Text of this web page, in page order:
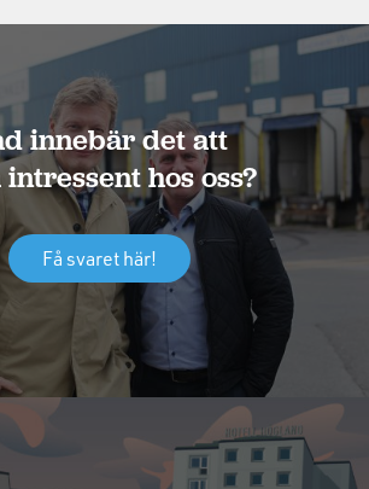
innebär det att
hos oss?
Få svaret här!